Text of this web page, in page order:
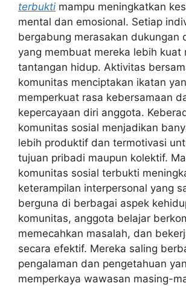
terbukti mampu meningkatkan
mental dan emosional. Setiap
bergabung merasakan dukungan
yang membuat mereka lebih kuat
tantangan hidup. Aktivitas
komunitas menciptakan ikatan
memperkuat rasa kebersamaan
kepercayaan diri anggota.
komunitas sosial menjadikan
lebih produktif dan termotivasi
tujuan pribadi maupun kolektif.
komunitas sosial terbukti
keterampilan interpersonal yang
berguna di berbagai aspek
komunitas, anggota belajar
memecahkan masalah, dan
secara efektif. Mereka saling
pengalaman dan pengetahuan
memperkaya wawasan masing-